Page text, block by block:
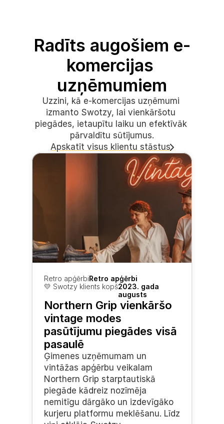
Radīts augošiem e-
komercijas
uzņēmumiem
Uzzini, kā e-komercijas uzņēmumi
izmanto Swotzy, lai vienkāršotu
piegādes, ietaupītu laiku un efektīvāk
pārvaldītu sūtījumus.
Apskatīt visus klientu stāstus
Retro apģērbiRetro apģērbi
💛 Swotzy klients kopš2023. gada
augusts
Northern Grip vienkāršo
vintage modes
pasūtījumu piegādes visā
pasaulē
Ģimenes uzņēmumam un
vintāžas apģērbu veikalam
Northern Grip starptautiskā
piegāde kādreiz nozīmēja
nemitīgu dārgāko un izdevīgāko
kurjeru platformu meklēšanu. Līdz